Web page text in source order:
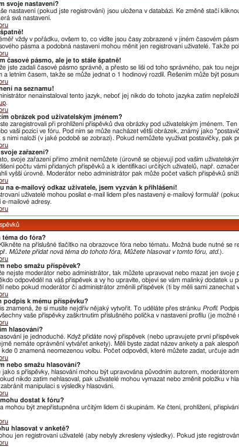
svoje nastavení?
nastavení (pokud jste registrováni) jsou uložena v databázi. Ke změně stačí
svá nastavení.
vždy v pořádku, ovšem to, co vidíte jsou časy zobrazené v jiném časovém
pásma a podobná nastavení mohou měnit jen registrovaní uživatelé. Takže
časové pásmo, ale je to stále špatně!
jste zadali časové pásmo správně, a přesto se liší od toho správného, pak tou
a letním časem, takže se může jednat o 1 hodinový rozdíl. Řešením může být
na seznamu!
nenainstaloval tento jazyk, neboť jej nikdo do tohoto jazyka zatím
.
obrázek pod uživatelským jménem?
zaregistrovali při prohlížení příspěvků dva obrázky pod uživatelským jménem.
vaší pozici ve fóru. Pod ním se může nacházet větší obrázek, známý jako
s nimi naloží (v jaké podobě se zobrazí). Pokud nemůžete využívat postavičky, pak
zařazení?
svoje zařazení přímo změnit nemůžete (úrovně se objevují pod vaším
počtu vámi přidaných příspěvků a k identifikaci určitých uživatelů, např.
vyšší úrovně. Moderátor nebo administrátor pak může počet vašich příspěvků
na e-mailový odkaz uživatele, jsem vyzván k přihlášení!
uživatelé mohou posílat e-mail lidem přes nastavený e-mailový formulář
e-mailové adresy.
téma do fóra?
na příslušné tlačítko na obrazovce fóra nebo tématu. Možná bude nutné
Můžete přidat nová téma do tohoto fóra, Můžete hlasovat v tomto fóru, atd.).
nebo smažu příspěvek?
nejste moderátor nebo administrátor, tak můžete upravovat nebo mazat jen
odpověděl na váš příspěvek a vy ho upravíte, objeví se vám malinký dodatek
nebo pokud moderátor či administrátor změnili příspěvek (ti by měli sami
podpis k mému příspěvku?
znamená, že si musíte nejdřív nějaký vytvořit. To uděláte přes stránku Profil.
vaše příspěvky zaškrtnutím příslušného políčka v nastavení profilu (je
hlasování?
je jednoduché. Když přidáte nový příspěvek (nebo upravujete první
nemáte oprávnění vytvářet ankety). Měli byste zadat název ankety a pak
0 znamená neomezenou volbu. Počet odpovědí, které můžete zadat, určuje
nebo smažu hlasování?
jako s příspěvky, hlasování mohou být upravována původním autorem,
nikdo zatím nehlasoval, pak uživatelé mohou vymazat nebo změnit položku v
manipulaci s výsledky hlasování.
dostat k fóru?
mohou být znepřístupněna určitým lidem či skupinám. Ke čtení, prohlížení,
hlasovat v anketě?
jen registrovaní uživatelé (aby nebyly zkresleny výsledky). Pokud jste